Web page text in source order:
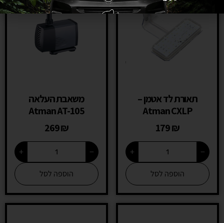
תאורת לד אטמן –
Atman CXLP
179₪
−
+
הוספה לסל
משאבת העלאה
Atman AT-105
269₪
−
+
הוספה לסל